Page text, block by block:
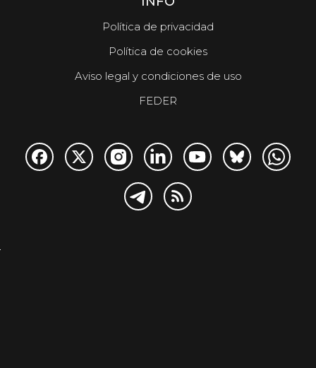
Política de privacidad
Política de cookies
Aviso legal y condiciones de uso
FEDER